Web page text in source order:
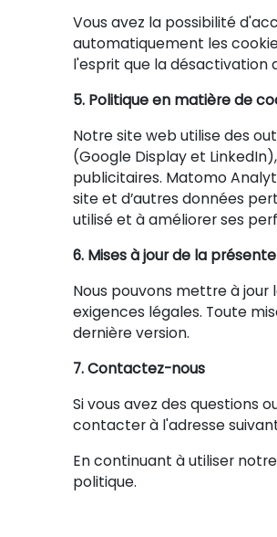
Vous avez la possibilité
automatiquement les
l'esprit que la
5. Politique en matière de
Notre site web utilise des
(Google Display et
publicitaires. Matomo
site et d’autres données
utilisé et à améliorer ses
6. Mises à jour de la
Nous pouvons mettre à
exigences légales. Toute
dernière version.
7. Contactez-nous
Si vous avez des questions
contacter à l'adresse
En continuant à utiliser
politique.